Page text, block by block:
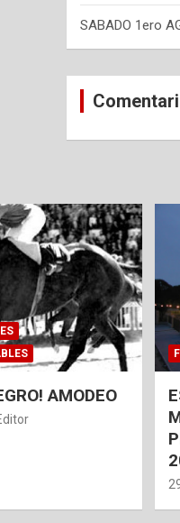
SABADO 1ero
AMODEO